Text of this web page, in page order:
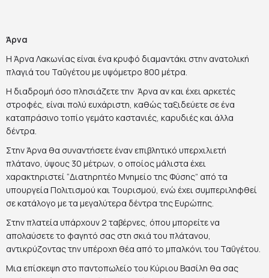
Άρνα
Η Άρνα Λακωνίας είναι ένα κρυφό διαμαντάκι στην ανατολική
πλαγιά του Ταΰγέτου με υψόμετρο 800 μέτρα.
Η διαδρομή όσο πλησιάζετε την Άρνα αν και έχει αρκετές
στροφές, είναι πολύ ευχάριστη, καθώς ταξιδεύετε σε ένα
καταπράσινο τοπίο γεμάτο καστανιές, καρυδιές και άλλα
δέντρα.
Στην Άρνα θα συναντήσετε έναν επιβλητικό υπερχιλιετή
πλάτανο, ύψους 30 μέτρων, ο οποίος μάλιστα έχει
χαρακτηριστεί “Διατηρητέο Μνημείο της Φύσης” από τα
υπουργεία Πολιτισμού και Τουρισμού, ενώ έχει συμπεριληφθεί
σε κατάλογο με τα μεγαλύτερα δέντρα της Ευρώπης.
Στην πλατεία υπάρχουν 2 ταβέρνες, όπου μπορείτε να
απολαύσετε το φαγητό σας στη σκιά του πλάτανου,
αντικρύζοντας την υπέροχη θέα από το μπαλκόνι του Ταΰγέτου.
Μια επίσκεψη στο παντοπωλείο του Κύριου Βασίλη θα σας